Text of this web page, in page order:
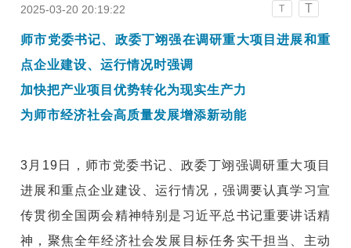
2025-03-20 20:19:22 T T
师市党委书记、政委丁翊强在调研重大项目进展和重
点企业建设、运行情况时强调
加快把产业项目优势转化为现实生产力
为师市经济社会高质量发展增添新动能
3月19日，师市党委书记、政委丁翊强调研重大项目
进展和重点企业建设、运行情况，强调要认真学习宣
传贯彻全国两会精神特别是习近平总书记重要讲话精
神，聚焦全年经济社会发展目标任务实干担当、主动